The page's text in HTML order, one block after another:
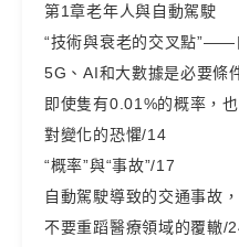
第1章老年人與自動駕駛
“技術與衰老的交叉點”——
5G、AI和大數據是必要條
即使隻有0.01%的概率，
對變化的恐懼/14
“概率”與“事故”/17
自動駕駛導致的交通事故
不要重蹈醫療領域的覆轍/